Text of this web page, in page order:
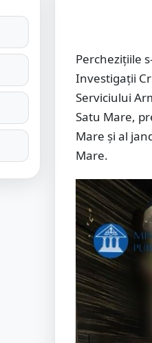
Perchezițiile
Investigații
Serviciului
Satu Mare,
Mare și al
Mare.